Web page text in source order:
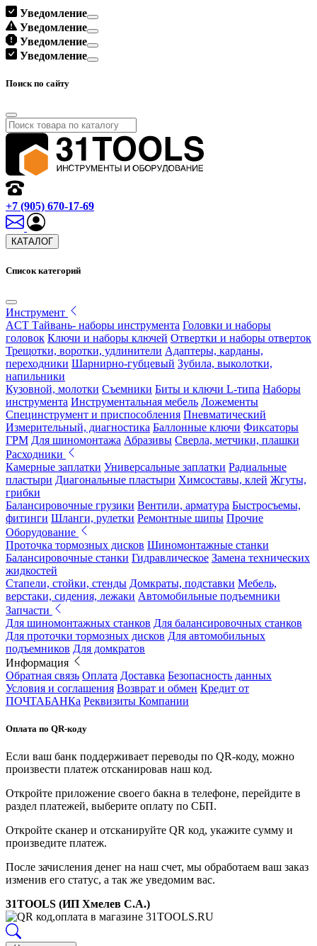
Уведомление
Уведомление
Уведомление
Уведомление
Поиск по сайту
+7 (905) 670-17-69
КАТАЛОГ
Список категорий
Инструмент
ACT Тайвань- наборы инструмента Головки и наборы
головок Ключи и наборы ключей Отвертки и наборы отверток
Трещотки, воротки, удлинители Адаптеры, карданы,
переходники Шарнирно-губцевый Зубила, выколотки,
напильники
Кузовной, молотки Съемники Биты и ключи L-типа Наборы
инструмента Инструментальная мебель Ложементы
Специнструмент и приспособления Пневматический
Измерительный, диагностика Баллонные ключи Фиксаторы
ГРМ Для шиномонтажа Абразивы Сверла, метчики, плашки
Расходники
Камерные заплатки Универсальные заплатки Радиальные
пластыри Диагональные пластыри Химсоставы, клей Жгуты,
грибки
Балансировочные грузики Вентили, арматура Быстросъемы,
фитинги Шланги, рулетки Ремонтные шипы Прочие
Оборудование
Проточка тормозных дисков Шиномонтажные станки
Балансировочные станки Гидравлическое Замена технических
жидкостей
Стапели, стойки, стенды Домкраты, подставки Мебель,
верстаки, сидения, лежаки Автомобильные подъемники
Запчасти
Для шиномонтажных станков Для балансировочных станков
Для проточки тормозных дисков Для автомобильных
подъемников Для домкратов
Информация
Обратная связь Оплата Доставка Безопасность данных
Условия и соглашения Возврат и обмен Кредит от
ПОЧТАБАНКа Реквизиты Компании
Оплата по QR-коду
Если ваш банк поддерживает переводы по QR-коду, можно
произвести платеж отсканировав наш код.
Откройте приложение своего бакна в телефоне, перейдите в
раздел платежей, выберите оплату по СБП.
Откройте сканер и отсканируйте QR код, укажите сумму и
произведите платеж.
После зачисления денег на наш счет, мы обработаем ваш заказ
изменив его статус, а так же уведомим вас.
31TOOLS (ИП Хмелев С.А.)